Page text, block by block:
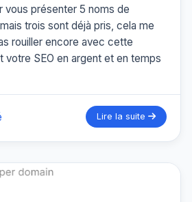
vous présenter 5 noms de
trois sont déjà pris, cela me
rouiller encore avec cette
votre SEO en argent et en temps
Lire la suite